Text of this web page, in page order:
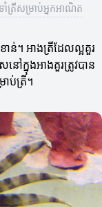
ត្រីសម្រាប់អ្នកអាណិត
។ អាងត្រីដែលល្អគួរ
ក្នុងអាងគួរត្រូវបាន
ប់ត្រី។